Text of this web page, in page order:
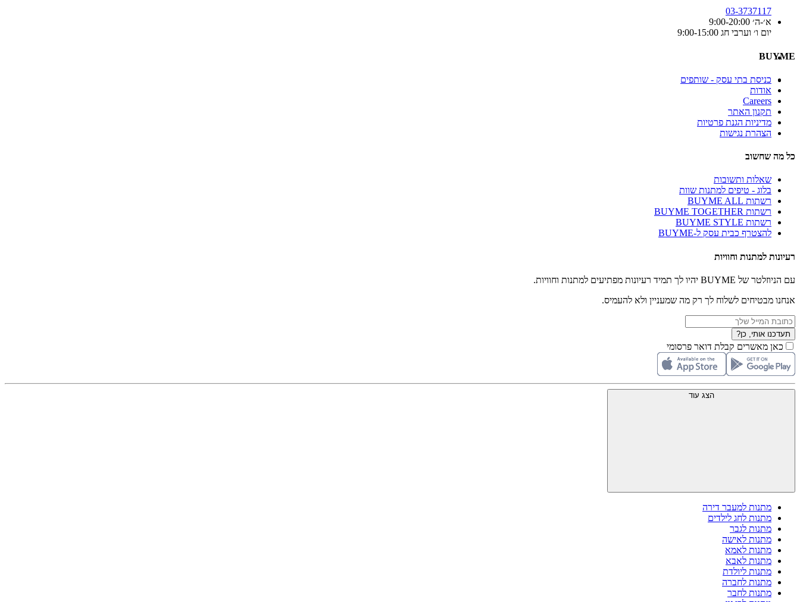
03-3737117
א׳-ה׳ 9:00-20:00
יום ו׳ וערבי חג 9:00-15:00
BUYME
כניסת בתי עסק - שותפים
אודות
Careers
תקנון האתר
מדיניות הגנת פרטיות
הצהרת נגישות
כל מה שחשוב
שאלות ותשובות
בלוג - טיפים למתנות שוות
רשתות BUYME ALL
רשתות BUYME TOGETHER
רשתות BUYME STYLE
להצטרף כבית עסק ל-BUYME
רעיונות למתנות וחוויות
עם הניוזלטר של BUYME יהיו לך תמיד רעיונות מפתיעים למתנות וחוויות.
אנחנו מבטיחים לשלוח לך רק מה שמעניין ולא להעמיס.
תעדכנו אותי, כן?
כאן מאשרים קבלת דואר פרסומי
הצג עוד
מתנות למעבר דירה
מתנות לחג לילדים
מתנות לגבר
מתנות לאישה
מתנות לאמא
מתנות לאבא
מתנות ליולדת
מתנות לחברה
מתנות לחבר